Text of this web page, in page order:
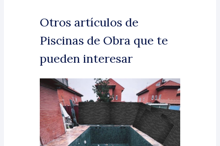
Otros artículos de
Piscinas de Obra que te
pueden interesar